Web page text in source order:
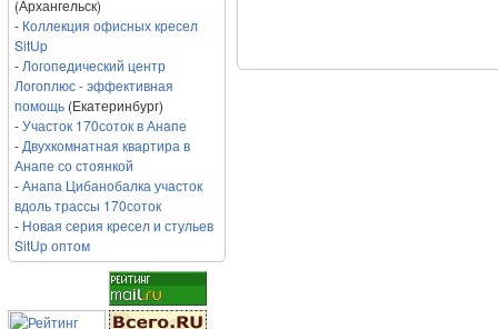
(Архангельск)
- Коллекция офисных кресел
SitUp
- Логопедический центр
Логоплюс - эффективная
помощь (Екатеринбург)
-Участок 170соток в Анапе
- Двухкомнатная квартира в
Анапе со стоянкой
-Анапа Цибанобалка участок
вдоль трассы 170соток
- Новая серия кресел и стульев
SitUp оптом